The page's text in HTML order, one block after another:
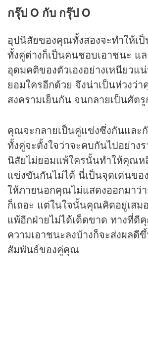
กรุ๊ป O กับ กรุ๊ป O
อุปนิสัยของคุณทั้งสองจะทำให้เ
ทั้งคู่ต่างก็เป็นคนชอบเอาชนะ แ
อุดมคติของตัวเองอย่างเหนียวแ
ยอมใครอีกด้วย จึงน่าเป็นห่วงว่
สงครามเย็นกัน จนกลายเป็นศัตรู
คุณจะกลายเป็นคู่แข่งซึ่งกันและ
ทั้งคู่จะตั้งใจว่าจะคบกันไปอย่าง
นิสัยไม่ยอมแพ้ใครนั้นทำให้คุณห
แข่งขันกันไม่ได้ นี่เป็นจุดเด่นขอ
ให้ภายนอกคุณไม่แสดงออกมาว่
ก็เถอะ แต่ในใจนั้นคุณคิดอยู่เสม
แพ้อีกฝ่ายไม่ได้เด็ดขาด ทางที่ดี
ความเอาชนะลงบ้างก็จะส่งผลดี
สัมพันธ์ของคู่คุณ